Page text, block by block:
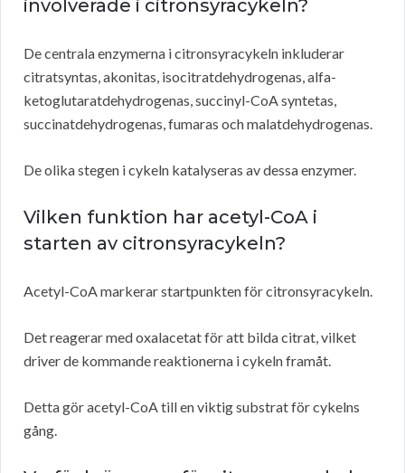
involverade i citronsyracykeln?
De centrala enzymerna i citronsyracykeln inkluderar
citratsyntas, akonitas, isocitratdehydrogenas, alfa-
ketoglutaratdehydrogenas, succinyl-CoA syntetas,
succinatdehydrogenas, fumaras och malatdehydrogenas.
De olika stegen i cykeln katalyseras av dessa enzymer.
Vilken funktion har acetyl-CoA i
starten av citronsyracykeln?
Acetyl-CoA markerar startpunkten för citronsyracykeln.
Det reagerar med oxalacetat för att bilda citrat, vilket
driver de kommande reaktionerna i cykeln framåt.
Detta gör acetyl-CoA till en viktig substrat för cykelns
gång.